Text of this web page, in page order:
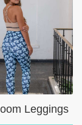
Leggings